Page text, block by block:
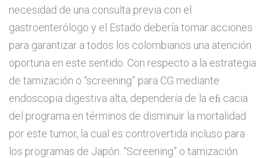
necesidad de una consulta previa con el
gastroenterólogo y el Estado debería tomar acciones
para garantizar a todos los colombianos una atención
oportuna en este sentido. Con respecto a la estrategia
de tamización o “screening” para CG mediante
endoscopia digestiva alta, dependería de la eﬁ cacia
del programa en términos de disminuir la mortalidad
por este tumor, la cual es controvertida incluso para
los programas de Japón. “Screening” o tamización